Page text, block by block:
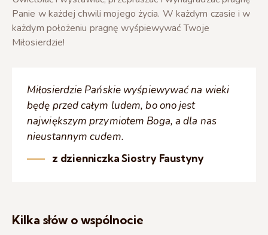
Panie w każdej chwili mojego życia. W każdym czasie i w
każdym położeniu pragnę wyśpiewywać Twoje
Miłosierdzie!
Miłosierdzie Pańskie wyśpiewywać na wieki
będę przed całym ludem, bo ono jest
największym przymiotem Boga, a dla nas
nieustannym cudem.
z dzienniczka Siostry Faustyny
Kilka słów o wspólnocie